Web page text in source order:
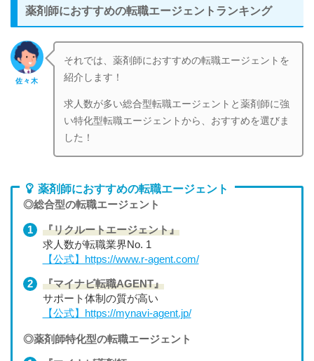
薬剤師におすすめの転職エージェントランキング
佐々木
それでは、薬剤師におすすめの転職エージェントを
紹介します！
求人数が多い総合型転職エージェントと薬剤師に強
い特化型転職エージェントから、おすすめを選びま
した！
薬剤師におすすめの転職エージェント
◎総合型の転職エージェント
『リクルートエージェント』
求人数が転職業界No. 1
【公式】https://www.r-agent.com/
『マイナビ転職AGENT』
サポート体制の質が高い
【公式】https://mynavi-agent.jp/
◎薬剤師特化型の転職エージェント